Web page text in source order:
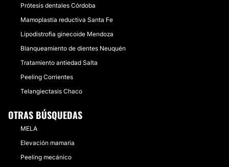
Prótesis dentales Córdoba
Mamoplastia reductiva Santa Fe
Lipodistrofia ginecoide Mendoza
Blanqueamiento de dientes Neuquén
Tratamiento antiedad Salta
Peeling Corrientes
Telangiectasis Chaco
OTRAS BÚSQUEDAS
MELA
Elevación mamaria
Peeling mecánico